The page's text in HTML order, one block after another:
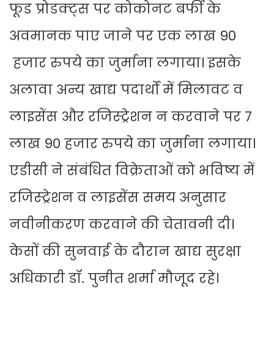
फूड प्रोडक्ट्स पर कोकोनट बर्फी के
अवमानक पाए जाने पर एक लाख 90
हजार रुपये का जुर्माना लगाया। इसके
अलावा अन्य खाद्य पदार्थों में मिलावट व
लाइसेंस और रजिस्ट्रेशन न करवाने पर 7
लाख 90 हजार रुपये का जुर्माना लगाया।
एडीसी ने संबंधित विक्रेताओं को भविष्य में
रजिस्ट्रेशन व लाइसेंस समय अनुसार
नवीनीकरण करवाने की चेतावनी दी।
केसों की सुनवाई के दौरान खाद्य सुरक्षा
अधिकारी डॉ. पुनीत शर्मा मौजूद रहे।